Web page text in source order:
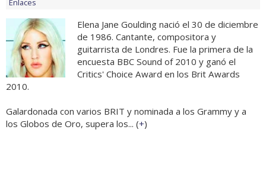
Enlaces
Elena Jane Goulding nació el 30 de diciembre
de 1986. Cantante, compositora y
guitarrista de Londres. Fue la primera de la
encuesta BBC Sound of 2010 y ganó el
Critics' Choice Award en los Brit Awards
2010.
Galardonada con varios BRIT y nominada a los Grammy y a
los Globos de Oro, supera los... (+)